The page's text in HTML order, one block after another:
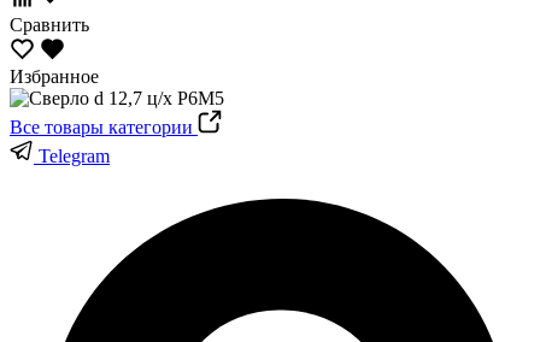
Сравнить
Избранное
Все товары категории
Telegram